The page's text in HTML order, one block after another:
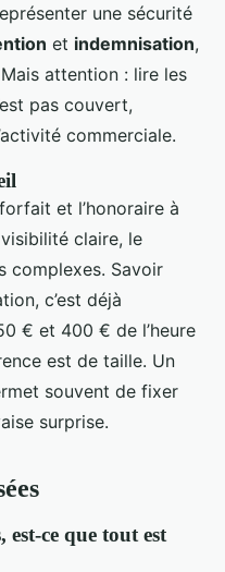
une sécurité
et indemnisation,
attention : lire les
pas couvert,
commerciale.
et l’honoraire à
claire, le
complexes. Savoir
c’est déjà
€ et 400 € de l’heure
est de taille. Un
souvent de fixer
surprise.
ce que tout est